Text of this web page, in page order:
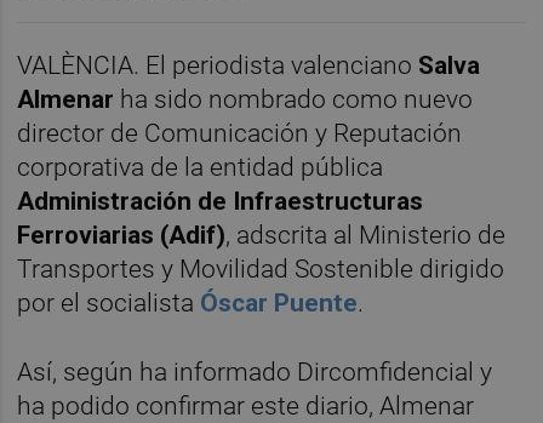
VALÈNCIA. El periodista valenciano Salva
Almenar ha sido nombrado como nuevo
director de Comunicación y Reputación
corporativa de la entidad pública
Administración de Infraestructuras
Ferroviarias (Adif), adscrita al Ministerio de
Transportes y Movilidad Sostenible dirigido
por el socialista Óscar Puente.
Así, según ha informado Dircomfidencial y
ha podido confirmar este diario, Almenar